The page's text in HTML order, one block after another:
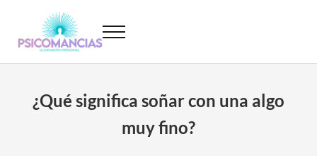
Psicomancias
Menu
¿Qué significa soñar con una algo
muy fino?